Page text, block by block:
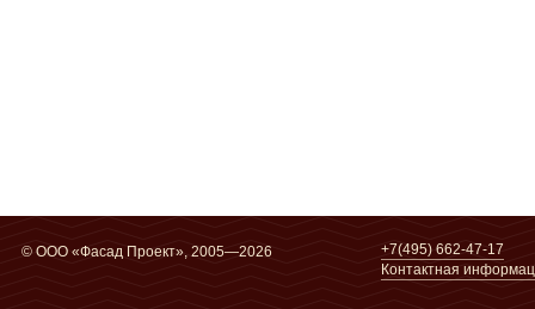
© ООО «Фасад Проект», 2005—2026
+7(495) 662-47-17
Контактная